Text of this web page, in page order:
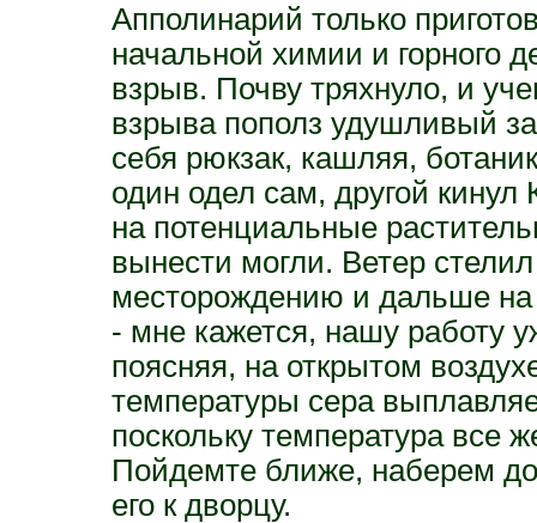
Апполинарий только
начальной химии и горного
взрыв. Почву тряхнуло, и
взрыва пополз удушливый
себя рюкзак, кашляя,
один одел сам, другой
на потенциальные
вынести могли. Ветер
месторождению и дальше на
- мне кажется, нашу работу
поясняя, на открытом
температуры сера
поскольку температура
Пойдемте ближе, наберем
его к дворцу.